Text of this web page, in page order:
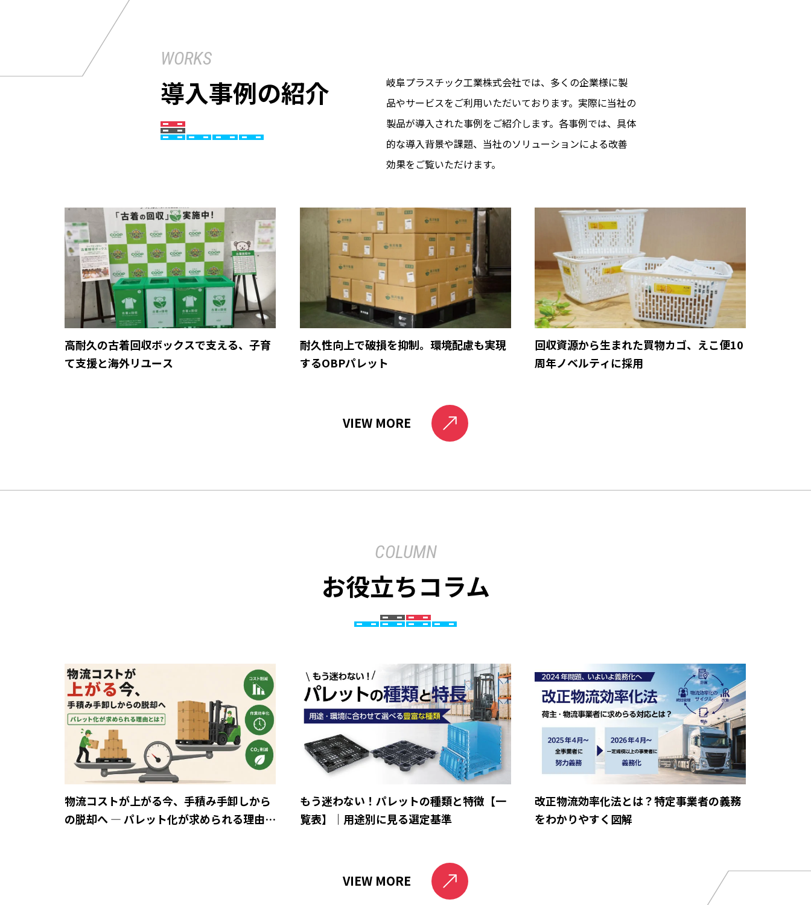
WORKS
導入事例の紹介
岐阜プラスチック工業株式会社では、多くの企業様に製
品やサービスをご利用いただいております。実際に当社の
製品が導入された事例をご紹介します。各事例では、具体
的な導入背景や課題、当社のソリューションによる改善
効果をご覧いただけます。
高耐久の古着回収ボックスで支える、子育
て支援と海外リユース
耐久性向上で破損を抑制。環境配慮も実現
するOBPパレット
回収資源から生まれた買物カゴ、えこ便10
周年ノベルティに採用
VIEW MORE
COLUMN
お役立ちコラム
物流コストが上がる今、手積み手卸しから
の脱却へ ― パレット化が求められる理由と
もう迷わない！パレットの種類と特徴【一
覧表】｜用途別に見る選定基準
改正物流効率化法とは？特定事業者の義務
をわかりやすく図解
VIEW MORE